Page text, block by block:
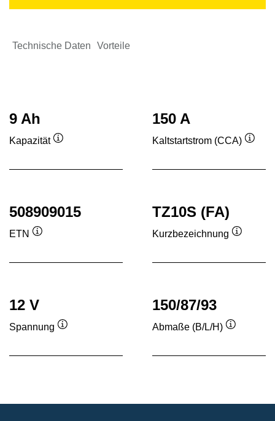
Technische Daten Vorteile
9 Ah
Kapazität
150 A
Kaltstartstrom (CCA)
508909015
ETN
TZ10S (FA)
Kurzbezeichnung
12 V
Spannung
150/87/93
Abmaße (B/L/H)